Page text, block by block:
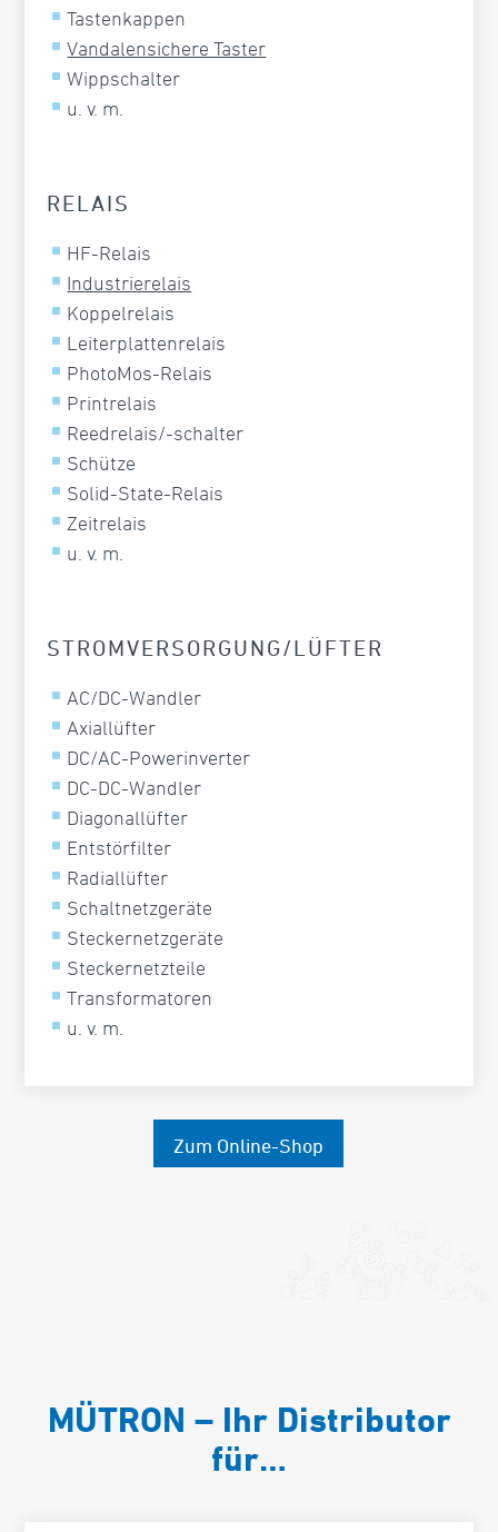
Tastenkappen
Vandalensichere Taster
Wippschalter
u. v. m.
RELAIS
HF-Relais
Industrierelais
Koppelrelais
Leiterplattenrelais
PhotoMos-Relais
Printrelais
Reedrelais/-schalter
Schütze
Solid-State-Relais
Zeitrelais
u. v. m.
STROMVER­SORGUNG/LÜFTER
AC/DC-Wandler
Axiallüfter
DC/AC-Powerinverter
DC-DC-Wandler
Diagonallüfter
Entstörfilter
Radiallüfter
Schaltnetzgeräte
Steckernetzgeräte
Steckernetzteile
Transformatoren
u. v. m.
Zum Online-Shop
MÜTRON – Ihr Distributor
für…